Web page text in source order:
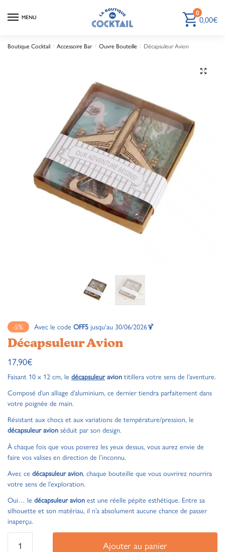
MENU 0
0,00€
Boutique Cocktail / Accessoire Bar / Ouvre Bouteille / Décapsuleur Avion
🔍
-5% Avec le code OFF5 jusqu'au 30/06/2026🍹
Décapsuleur Avion
17,90€
Faisant 10 x 12 cm, le décapsuleuravion titillera votre sens de l’aventure.
Composé d’un alliage d’aluminium, ce dernier tiendra parfaitement dans
votre poignée de main.
Résistant aux chocs et aux variations de température/pression, le
décapsuleur avion séduit par son design.
À chaque fois que vous poserez les yeux dessus, vous aurez envie de
faire vos valises en direction de l’inconnu.
Avec ce décapsuleur avion, chaque bouteille que vous ouvrirez nourrira
votre sens de l’exploration.
Oui… le décapsuleur avion est une réelle pépite esthétique. Entre sa
silhouette et son matériau, il n’a absolument aucune chance de passer
inaperçu.
Ajouter au panier